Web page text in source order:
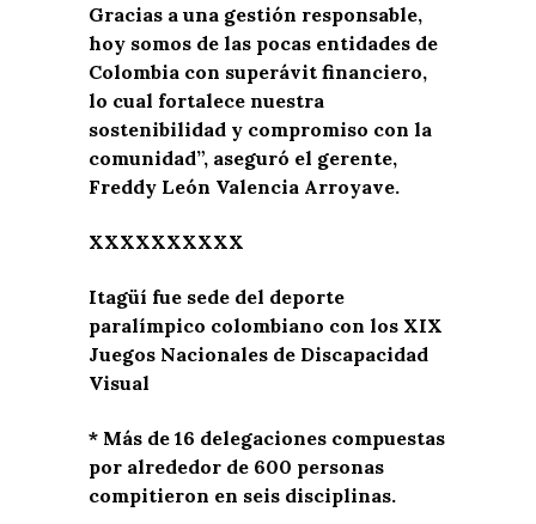
Gracias a una gestión responsable,
hoy somos de las pocas entidades de
Colombia con superávit financiero,
lo cual fortalece nuestra
sostenibilidad y compromiso con la
comunidad”, aseguró el gerente,
Freddy León Valencia Arroyave.
XXXXXXXXXX
Itagüí fue sede del deporte
paralímpico colombiano con los XIX
Juegos Nacionales de Discapacidad
Visual
* Más de 16 delegaciones compuestas
por alrededor de 600 personas
compitieron en seis disciplinas.